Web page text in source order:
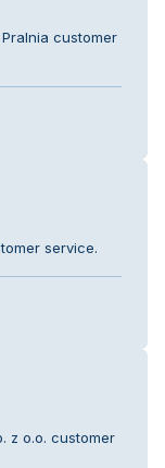
customer
service.
z o.o. customer